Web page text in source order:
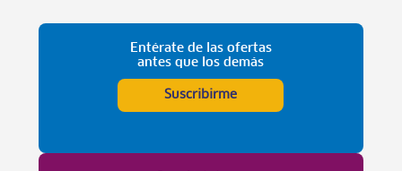
Entérate de las ofertas
antes que los demás
Suscribirme